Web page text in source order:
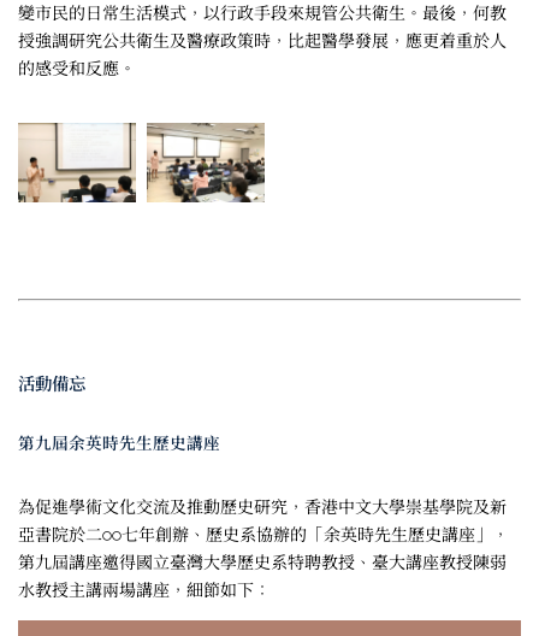
變市民的日常生活模式，以行政手段來規管公共衛生。最後，何教
授強調研究公共衛生及醫療政策時，比起醫學發展，應更着重於人
的感受和反應。
活動備忘
第九屆余英時先生歷史講座
為促進學術文化交流及推動歷史研究，香港中文大學崇基學院及新
亞書院於二○○七年創辦、歷史系協辦的「余英時先生歷史講座」，
第九屆講座邀得國立臺灣大學歷史系特聘教授、臺大講座教授陳弱
水教授主講兩場講座，細節如下：